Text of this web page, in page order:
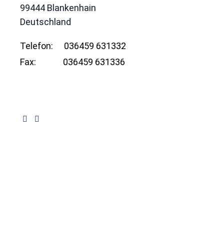
99444 Blankenhain
Deutschland
Telefon:
036459 631332
Fax:
036459 631336